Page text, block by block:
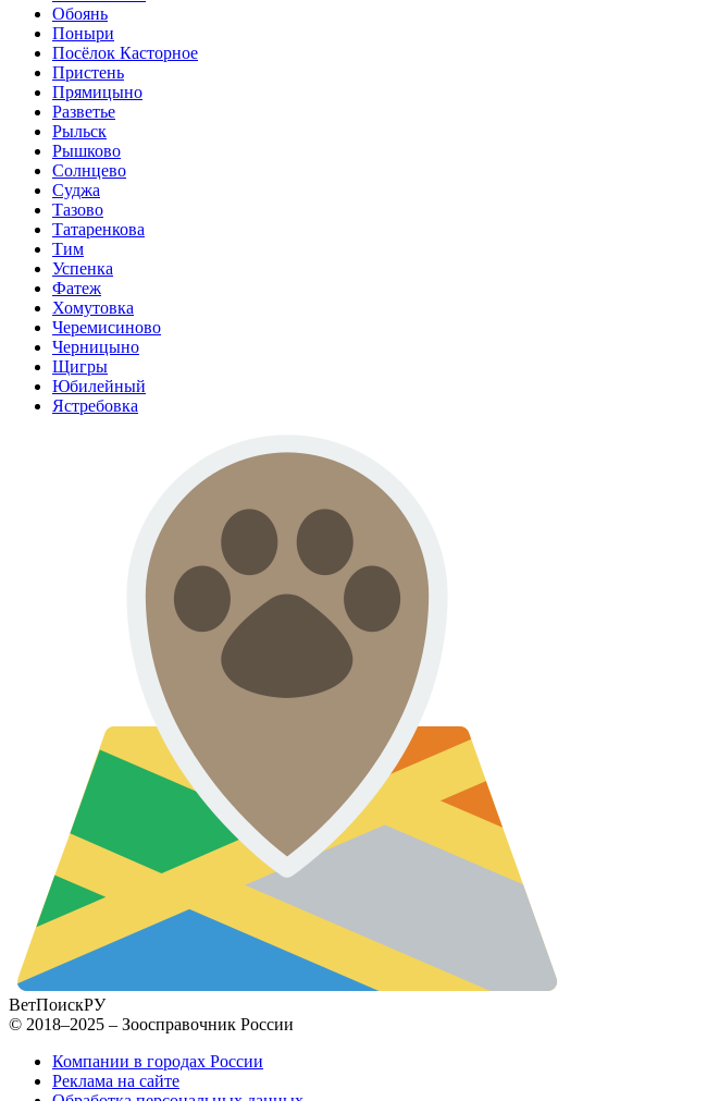
Обоянь
Поныри
Посёлок Касторное
Пристень
Прямицыно
Разветье
Рыльск
Рышково
Солнцево
Суджа
Тазово
Татаренкова
Тим
Успенка
Фатеж
Хомутовка
Черемисиново
Черницыно
Щигры
Юбилейный
Ястребовка
ВетПоискРУ
© 2018–2025 – Зоосправочник России
Компании в городах России
Реклама на сайте